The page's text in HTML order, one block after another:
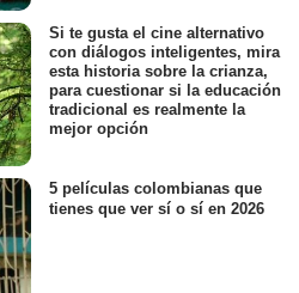
Si te gusta el cine alternativo
con diálogos inteligentes, mira
esta historia sobre la crianza,
para cuestionar si la educación
tradicional es realmente la
mejor opción
5 películas colombianas que
tienes que ver sí o sí en 2026